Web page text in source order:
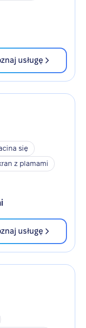
usługę
się
z plamami
usługę